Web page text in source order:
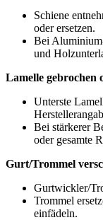
Schiene
oder ersetzen.
Bei
und
Lamelle gebrochen
Unterste
Bei stärkerer
oder gesamte
Gurt/Trommel
Gurtwickler/
Trommel
einfädeln.